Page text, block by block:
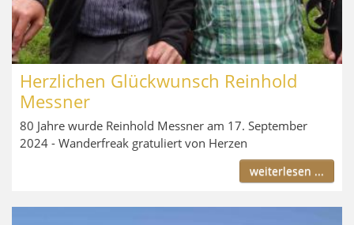
Herzlichen Glückwunsch Reinhold
Messner
80 Jahre wurde Reinhold Messner am 17. September
2024 - Wanderfreak gratuliert von Herzen
weiterlesen ...